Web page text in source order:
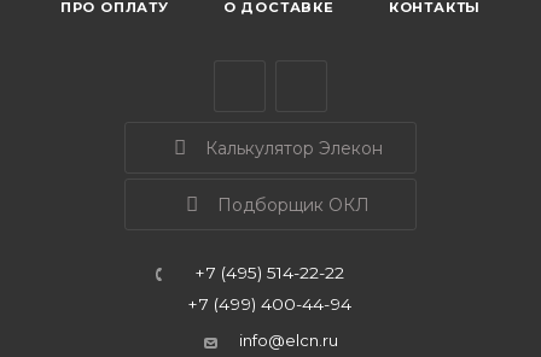
ПРО ОПЛАТУ О ДОСТАВКЕ КОНТАКТЫ
Калькулятор Элекон
Подборщик ОКЛ
+7 (495) 514-22-22
+7 (499) 400-44-94
info@elcn.ru